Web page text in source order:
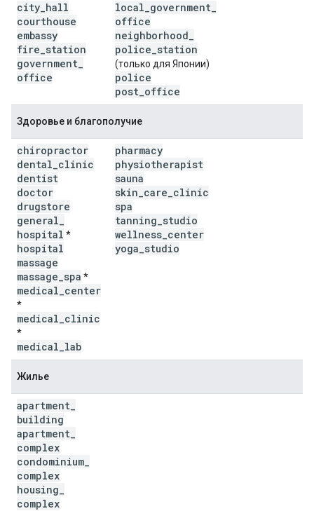
city hall
courthouse
embassy
fire station
government
office
local government
office
neighborhood
police station
(только для Японии)
police
post office
Здоровье и благополучие
chiropractor
dental clinic
dentist
doctor
drugstore
general
hospital *
hospital
massage
massage spa *
medical center
*
medical clinic
*
medical lab
pharmacy
physiotherapist
sauna
skin care clinic
spa
tanning studio
wellness center
yoga studio
Жилье
apartment
building
apartment
complex
condominium
complex
housing
complex